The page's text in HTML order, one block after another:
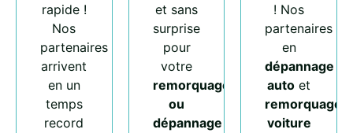
rapide !
Nos
partenaires
arrivent
en un
temps
record
et sans
surprise
pour
votre
remorquage
ou
dépannage
! Nos
partenaires
en
dépannage
auto et
remorquage
voiture